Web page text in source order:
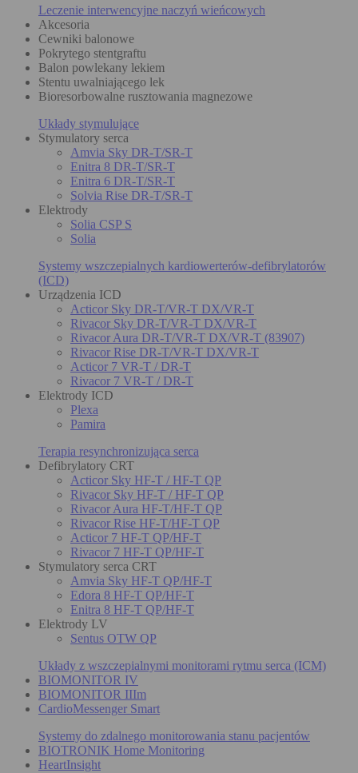
Leczenie interwencyjne naczyń wieńcowych
Akcesoria
Cewniki balonowe
Pokrytego stentgraftu
Balon powlekany lekiem
Stentu uwalniającego lek
Bioresorbowalne rusztowania magnezowe
Układy stymulujące
Stymulatory serca
Amvia Sky DR-T/SR-T
Enitra 8 DR-T/SR-T
Enitra 6 DR-T/SR-T
Solvia Rise DR-T/SR-T
Elektrody
Solia CSP S
Solia
Systemy wszczepialnych kardiowerterów-defibrylatorów
(ICD)
Urządzenia ICD
Acticor Sky DR-T/VR-T DX/VR-T
Rivacor Sky DR-T/VR-T DX/VR-T
Rivacor Aura DR-T/VR-T DX/VR-T (83907)
Rivacor Rise DR-T/VR-T DX/VR-T
Acticor 7 VR-T / DR-T
Rivacor 7 VR-T / DR-T
Elektrody ICD
Plexa
Pamira
Terapia resynchronizująca serca
Defibrylatory CRT
Acticor Sky HF-T / HF-T QP
Rivacor Sky HF-T / HF-T QP
Rivacor Aura HF-T/HF-T QP
Rivacor Rise HF-T/HF-T QP
Acticor 7 HF-T QP/HF-T
Rivacor 7 HF-T QP/HF-T
Stymulatory serca CRT
Amvia Sky HF-T QP/HF-T
Edora 8 HF-T QP/HF-T
Enitra 8 HF-T QP/HF-T
Elektrody LV
Sentus OTW QP
Układy z wszczepialnymi monitorami rytmu serca (ICM)
BIOMONITOR IV
BIOMONITOR IIIm
CardioMessenger Smart
Systemy do zdalnego monitorowania stanu pacjentów
BIOTRONIK Home Monitoring
HeartInsight